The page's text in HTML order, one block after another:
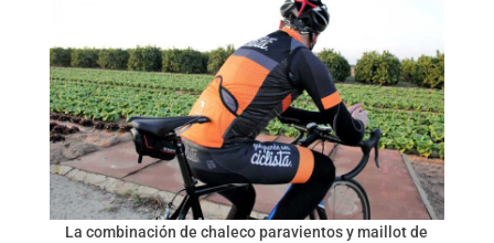
La combinación de chaleco paravientos y maillot de